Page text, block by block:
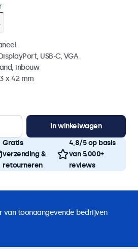
USB-C, VGA
inbouw
x 42 mm
In winkelwagen
Gratis
verzending &
retourneren
4,8/5 op basis
van 5.000+
reviews
van toonaangevende bedrijven